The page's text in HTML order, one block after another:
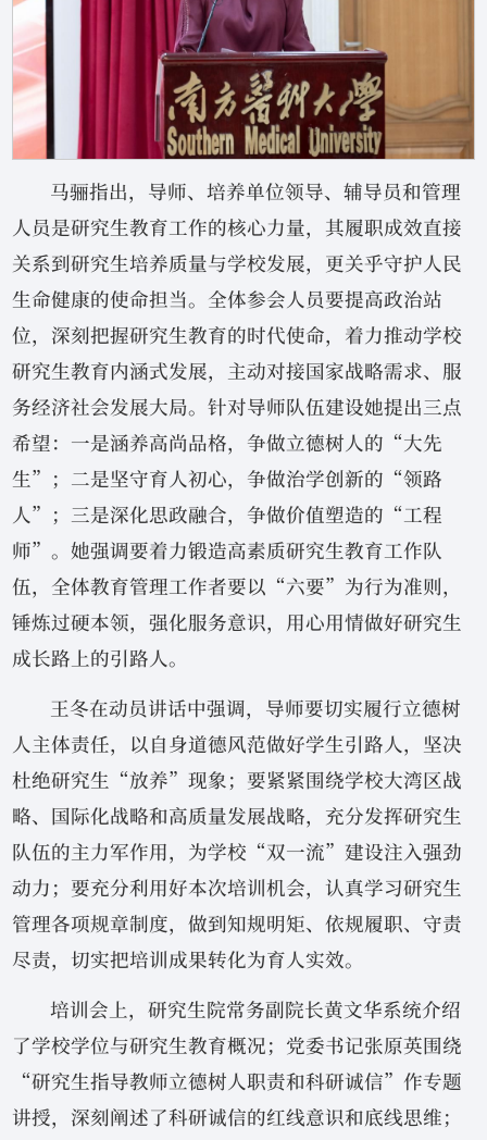
马骊指出，导师、培养单位领导、辅导员和管理
人员是研究生教育工作的核心力量，其履职成效直接
关系到研究生培养质量与学校发展，更关乎守护人民
生命健康的使命担当。全体参会人员要提高政治站
位，深刻把握研究生教育的时代使命，着力推动学校
研究生教育内涵式发展，主动对接国家战略需求、服
务经济社会发展大局。针对导师队伍建设她提出三点
希望：一是涵养高尚品格，争做立德树人的“大先
生”；二是坚守育人初心，争做治学创新的“领路
人”；三是深化思政融合，争做价值塑造的“工程
师”。她强调要着力锻造高素质研究生教育工作队
伍，全体教育管理工作者要以“六要”为行为准则，
锤炼过硬本领，强化服务意识，用心用情做好研究生
成长路上的引路人。
王冬在动员讲话中强调，导师要切实履行立德树
人主体责任，以自身道德风范做好学生引路人，坚决
杜绝研究生“放养”现象；要紧紧围绕学校大湾区战
略、国际化战略和高质量发展战略，充分发挥研究生
队伍的主力军作用，为学校“双一流”建设注入强劲
动力；要充分利用好本次培训机会，认真学习研究生
管理各项规章制度，做到知规明矩、依规履职、守责
尽责，切实把培训成果转化为育人实效。
培训会上，研究生院常务副院长黄文华系统介绍
了学校学位与研究生教育概况；党委书记张原英围绕
“研究生指导教师立德树人职责和科研诚信”作专题
讲授，深刻阐述了科研诚信的红线意识和底线思维；